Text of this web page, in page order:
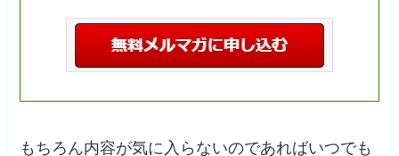
もちろん内容が気に入らないのであればいつでも